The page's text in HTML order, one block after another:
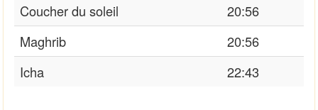
Coucher du soleil
20:56
Maghrib
20:56
Icha
22:43